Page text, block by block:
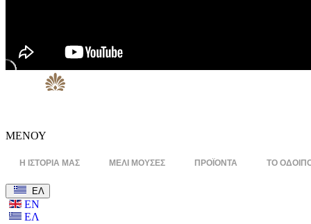
ΜΕΝΟΥ
Η ΙΣΤΟΡΙΑ ΜΑΣ ΜΕΛΙ ΜΟΥΣΕΣ ΠΡΟΪΟΝΤΑ ΤΟ
ΕΛ
ΕΝ
ΕΛ